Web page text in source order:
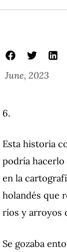
June, 2023
6.
Esta historia
podría
en la
holandés que
ríos y arroyos
Se gozaba